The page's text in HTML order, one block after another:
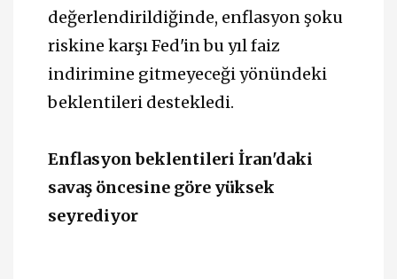
değerlendirildiğinde, enflasyon şoku
riskine karşı Fed'in bu yıl faiz
indirimine gitmeyeceği yönündeki
beklentileri destekledi.
Enflasyon beklentileri İran'daki
savaş öncesine göre yüksek
seyrediyor